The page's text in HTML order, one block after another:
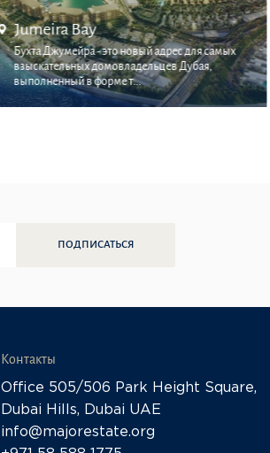
Jumeira Bay
Бухта Джумейра - это новый адрес для самых
взыскательных домовладельцев Дубая,
выполненный в форме т...
ПОДПИСАТЬСЯ
Контакты
Office 505/506 Park Height Square,
Dubai Hills, Dubai UAE
info@majorestate.org